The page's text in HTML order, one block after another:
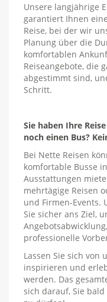
Unsere langjährige
garantiert Ihnen
Reise, bei der wir
Planung über die
komfortablen
Reiseangebote, die
abgestimmt sind,
Schritt.
Sie haben Ihre
noch einen Bus?
Bei Nette Reisen
komfortable Busse
Ausstattungen
mehrtägige Reisen
und Firmen-Events.
Sie sicher ans Ziel,
professionelle
Lassen Sie sich von
inspirieren und
werden. Das
sich darauf, Sie